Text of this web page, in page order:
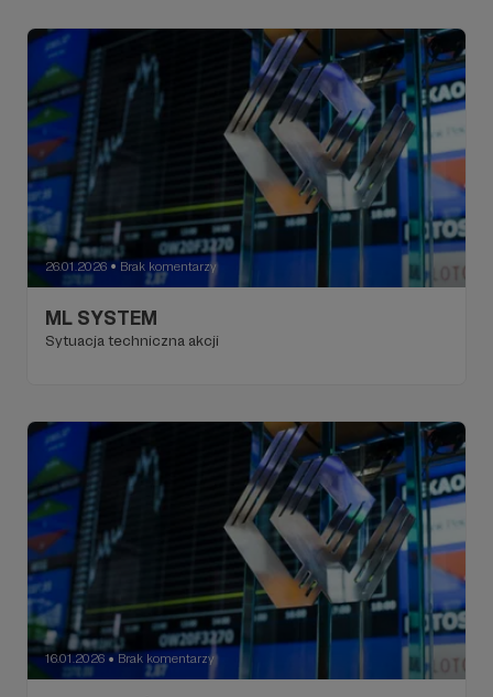
26.01.2026 ● Brak komentarzy
ML SYSTEM
Sytuacja techniczna akcji
16.01.2026 ● Brak komentarzy